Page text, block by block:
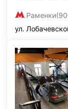
Раменки
ул.